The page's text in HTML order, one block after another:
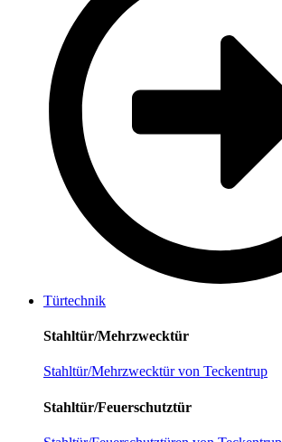
Türtechnik
Stahltür/Mehrzwecktür
Stahltür/Mehrzwecktür von Teckentrup
Stahltür/Feuerschutztür